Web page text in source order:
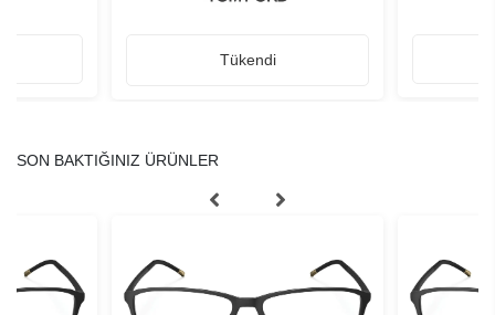
Tükendi
SON BAKTIĞINIZ ÜRÜNLER